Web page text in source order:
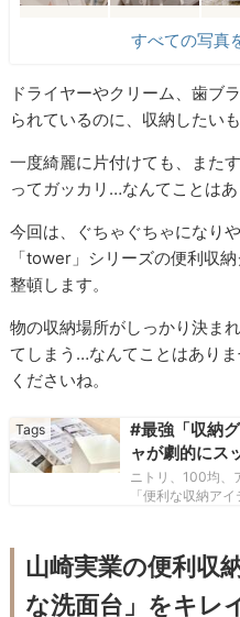
すべての写真
ドライヤーやクリーム、歯ブ
られているのに、収納したい
一度綺麗に片付けても、また
ってガッカリ…なんてことはあ
今回は、ぐちゃぐちゃになり
「tower」シリーズの便利収
整頓します。
物の収納場所がしっかり決ま
てしまう…なんてことはあり
くださいね。
#最強「収納
ャが劇的にス
ニトリ、100均、
「便利な収納ア
山崎実業の便利収
な洗面台」をキレ